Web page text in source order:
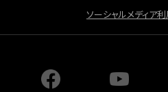
ソーシャルメディア